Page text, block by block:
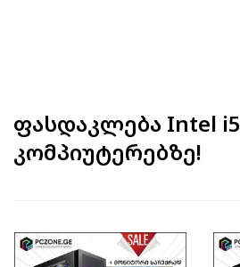
ფასდაკლება Intel i5
კომპიუტერებზე!